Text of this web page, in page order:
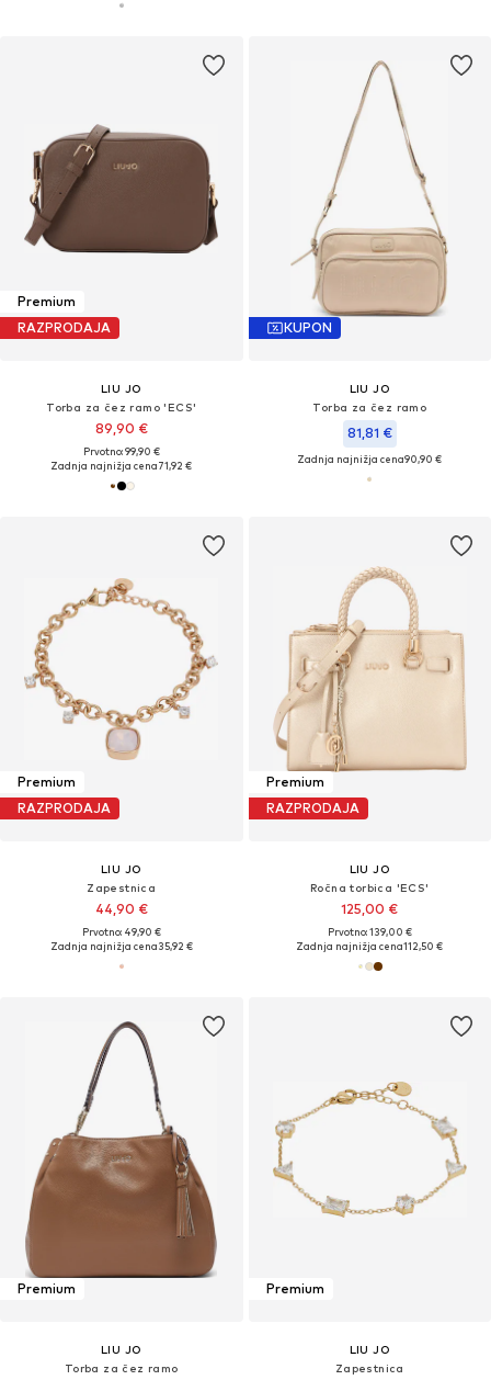
Premium
RAZPRODAJA
LIU JO
Torba za čez ramo 'ECS'
89,90 €
Prvotno: 99,90 €
Zadnja najnižja cena71,92 €
KUPON
LIU JO
Torba za čez ramo
81,81 €
Zadnja najnižja cena90,90 €
Premium
RAZPRODAJA
LIU JO
Zapestnica
44,90 €
Prvotno: 49,90 €
Zadnja najnižja cena35,92 €
Premium
RAZPRODAJA
LIU JO
Ročna torbica 'ECS'
125,00 €
Prvotno: 139,00 €
Zadnja najnižja cena112,50 €
Premium
LIU JO
Torba za čez ramo
Premium
LIU JO
Zapestnica